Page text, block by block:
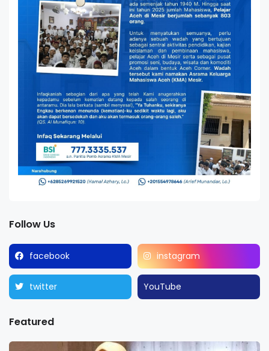
Follow Us
facebook instagram
twitter YouTube
Featured